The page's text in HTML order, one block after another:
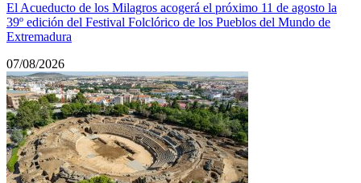
El Acueducto de los Milagros acogerá el próximo 11 de agosto la
39º edición del Festival Folclórico de los Pueblos del Mundo de
Extremadura
07/08/2026